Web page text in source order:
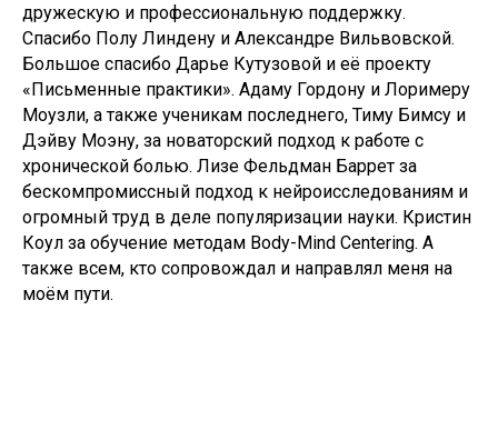
дружескую и профессиональную поддержку.
Спасибо Полу Линдену и Александре Вильвовской.
Большое спасибо Дарье Кутузовой и её проекту
«Письменные практики». Адаму Гордону и Лоримеру
Моузли, а также ученикам последнего, Тиму Бимсу и
Дэйву Моэну, за новаторский подход к работе с
хронической болью. Лизе Фельдман Баррет за
бескомпромиссный подход к нейроисследованиям и
огромный труд в деле популяризации науки. Кристин
Коул за обучение методам Body-Mind Centering. А
также всем, кто сопровождал и направлял меня на
моём пути.